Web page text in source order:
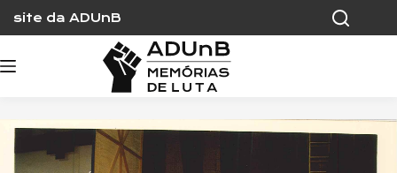
content
site da ADUnB